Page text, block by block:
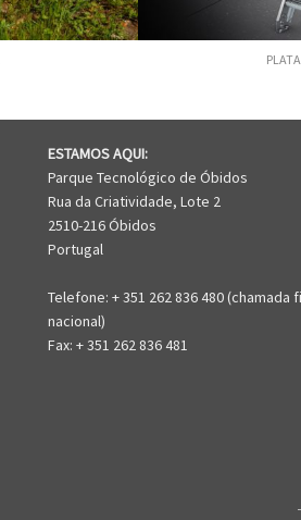
ESTAMOS AQUI:
Parque Tecnológico de Óbidos
Rua da Criatividade, Lote 2
2510-216 Óbidos
Portugal
Telefone: + 351 262 836 480 (chamada
nacional)
Fax: + 351 262 836 481